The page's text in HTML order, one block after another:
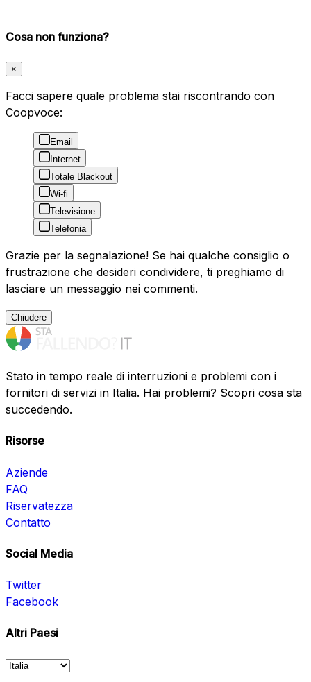
Cosa non funziona?
×
Facci sapere quale problema stai riscontrando con
Coopvoce:
Email
Internet
Totale Blackout
Wi-fi
Televisione
Telefonia
Grazie per la segnalazione! Se hai qualche consiglio o
frustrazione che desideri condividere, ti preghiamo di
lasciare un messaggio nei commenti.
Chiudere
Stato in tempo reale di interruzioni e problemi con i
fornitori di servizi in Italia. Hai problemi? Scopri cosa sta
succedendo.
Risorse
Aziende
FAQ
Riservatezza
Contatto
Social Media
Twitter
Facebook
Altri Paesi